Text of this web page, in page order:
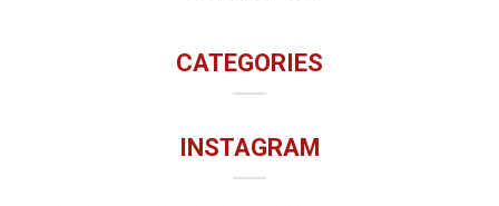
CATEGORIES
INSTAGRAM